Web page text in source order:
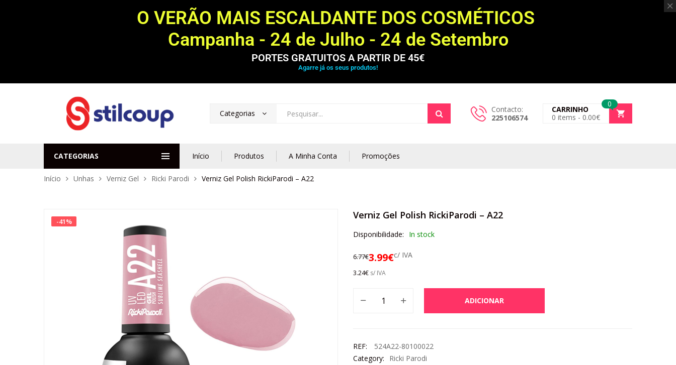
O VERÃO MAIS ESCALDANTE DOS COSMÉTICOS
Campanha - 24 de Julho - 24 de Setembro
PORTES GRATUITOS A PARTIR DE 45€
Agarre já os seus produtos!
Categorias
Contacto:
225106574
0
CARRINHO
0 items - 0.00€
CATEGORIAS Início Produtos A Minha Conta Promoções
Início Unhas Verniz Gel Ricki Parodi Verniz Gel Polish RickiParodi – A22
-41%
Verniz Gel Polish RickiParodi – A22
Disponibilidade: In stock
6.77€3.99€c/ IVA
3.24€ s/ IVA
ADICIONAR
REF:
524A22-80100022
Category:
Ricki Parodi